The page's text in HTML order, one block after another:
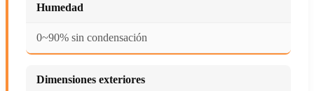
Humedad
0~90% sin condensación
Dimensiones exteriores